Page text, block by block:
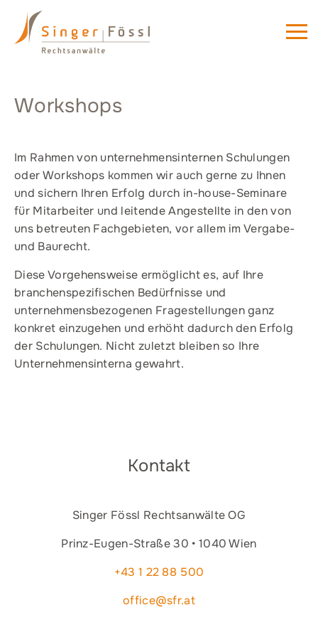
Workshops
Im Rahmen von unternehmensinternen Schulungen
oder Workshops kommen wir auch gerne zu Ihnen
und sichern Ihren Erfolg durch in-house-Seminare
für Mitarbeiter und leitende Angestellte in den von
uns betreuten Fachgebieten, vor allem im Vergabe-
und Baurecht.
Diese Vorgehensweise ermöglicht es, auf Ihre
branchenspezifischen Bedürfnisse und
unternehmensbezogenen Fragestellungen ganz
konkret einzugehen und erhöht dadurch den Erfolg
der Schulungen. Nicht zuletzt bleiben so Ihre
Unternehmensinterna gewahrt.
Kontakt
Singer Fössl Rechtsanwälte OG
Prinz-Eugen-Straße 30 • 1040 Wien
+43 1 22 88 500
office@sfr.at